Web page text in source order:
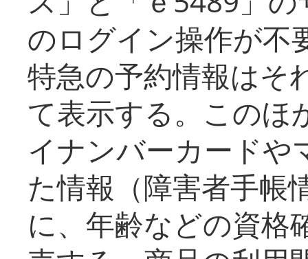
のログイン操作が不
特急の予約情報はそ
て表示する。このほ
イナンバーカードや
た情報（障害者手帳
に、年齢などの資格